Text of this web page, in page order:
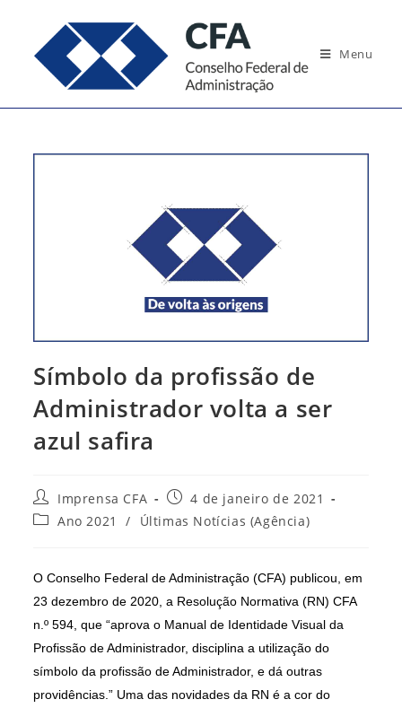
conteúdo
Menu
Símbolo da profissão de
Administrador volta a ser
azul safira
Autor
do
post:
Imprensa CFA
Post
publicado:
4 de janeiro de 2021
Categoria
Ano 2021 / Últimas Notícias (Agência)
O Conselho Federal de Administração (CFA) publicou, em
23 dezembro de 2020, a Resolução Normativa (RN) CFA
n.º 594, que “aprova o Manual de Identidade Visual da
Profissão de Administrador, disciplina a utilização do
símbolo da profissão de Administrador, e dá outras
providências.” Uma das novidades da RN é a cor do